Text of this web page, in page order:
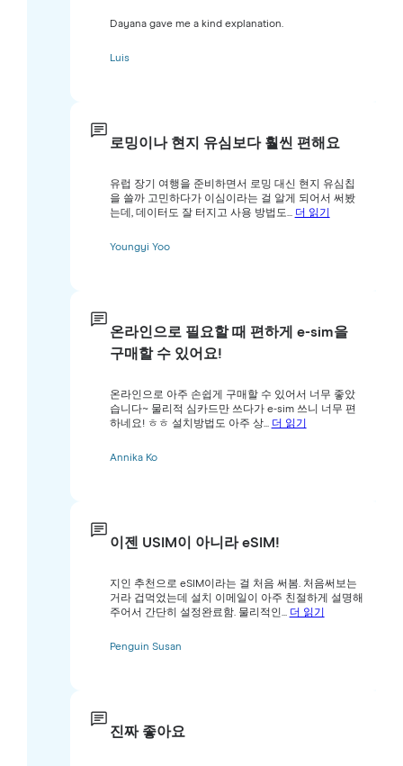
Dayana gave me a kind explanation.
Luis
로밍이나 현지 유심보다 훨씬 편해요
유럽 장기 여행을 준비하면서 로밍 대신 현지 유심칩
을 쓸까 고민하다가 이심이라는 걸 알게 되어서 써봤
는데, 데이터도 잘 터지고 사용 방법도... 더 읽기
Youngyi Yoo
온라인으로 필요할 때 편하게 e-sim을
구매할 수 있어요!
온라인으로 아주 손쉽게 구매할 수 있어서 너무 좋았
습니다~ 물리적 심카드만 쓰다가 e-sim 쓰니 너무 편
하네요! ㅎㅎ 설치방법도 아주 상... 더 읽기
Annika Ko
이젠 USIM이 아니라 eSIM!
지인 추천으로 eSIM이라는 걸 처음 써봄. 처음써보는
거라 겁먹었는데 설치 이메일이 아주 친절하게 설명해
주어서 간단히 설정완료함. 물리적인... 더 읽기
Penguin Susan
진짜 좋아요